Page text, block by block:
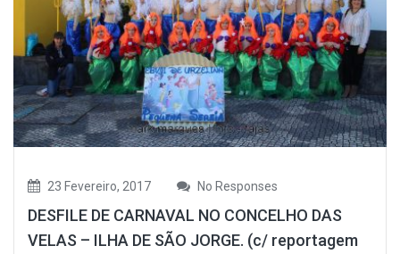
23 Fevereiro, 2017 No Responses
DESFILE DE CARNAVAL NO CONCELHO DAS
VELAS – ILHA DE SÃO JORGE. (c/ reportagem